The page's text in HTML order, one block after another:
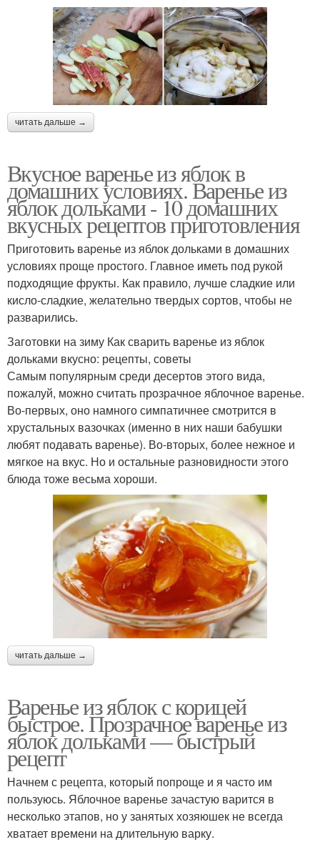
читать дальше →
Вкусное варенье из яблок в
домашних условиях. Варенье из
яблок дольками - 10 домашних
вкусных рецептов приготовления
Приготовить варенье из яблок дольками в домашних
условиях проще простого. Главное иметь под рукой
подходящие фрукты. Как правило, лучше сладкие или
кисло-сладкие, желательно твердых сортов, чтобы не
разварились.
Заготовки на зиму Как сварить варенье из яблок
дольками вкусно: рецепты, советы
Самым популярным среди десертов этого вида,
пожалуй, можно считать прозрачное яблочное варенье.
Во-первых, оно намного симпатичнее смотрится в
хрустальных вазочках (именно в них наши бабушки
любят подавать варенье). Во-вторых, более нежное и
мягкое на вкус. Но и остальные разновидности этого
блюда тоже весьма хороши.
читать дальше →
Варенье из яблок с корицей
быстрое. Прозрачное варенье из
яблок дольками — быстрый
рецепт
Начнем с рецепта, который попроще и я часто им
пользуюсь. Яблочное варенье зачастую варится в
несколько этапов, но у занятых хозяюшек не всегда
хватает времени на длительную варку.